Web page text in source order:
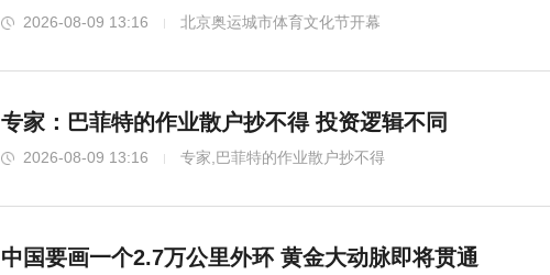
2026-08-09 13:16 北京奥运城市体育文化节开幕
专家：巴菲特的作业散户抄不得 投资逻辑不同
2026-08-09 13:16 专家,巴菲特的作业散户抄不得
中国要画一个2.7万公里外环 黄金大动脉即将贯通